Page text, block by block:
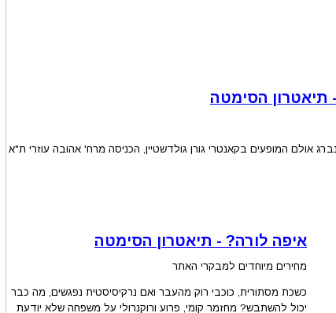
- תיאטרון הסימטה
אולם המופעים בקאנטרי גורן גולדשטיין, הכניסה מרח' אהובה עוזרי ת"א
איפה לורה? - תיאטרון הסימטה
מחירים מיוחדים למבקרי האתר
כשכת מסתורית, כוכבי רוק מהעבר ואם נרקיסיסטית נפגשים, מה כבר
יכול להשתבש? מחזמר קומי, פרוע ורוקנרולי על משפחה שלא יודעת